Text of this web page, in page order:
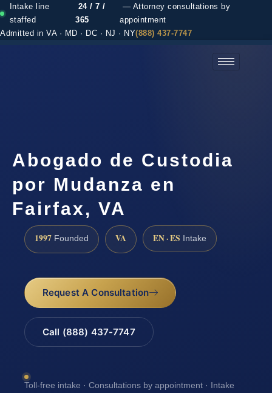
Intake line
staffed
24 / 7 /
365
— Attorney consultations by
appointment
Admitted in VA · MD · DC · NJ · NY(888) 437-7747
Abogado de Custodia
por Mudanza en
Fairfax, VA
1997 Founded VA EN · ES Intake
Request A Consultation
Call (888) 437-7747
Toll-free intake · Consultations by appointment · Intake